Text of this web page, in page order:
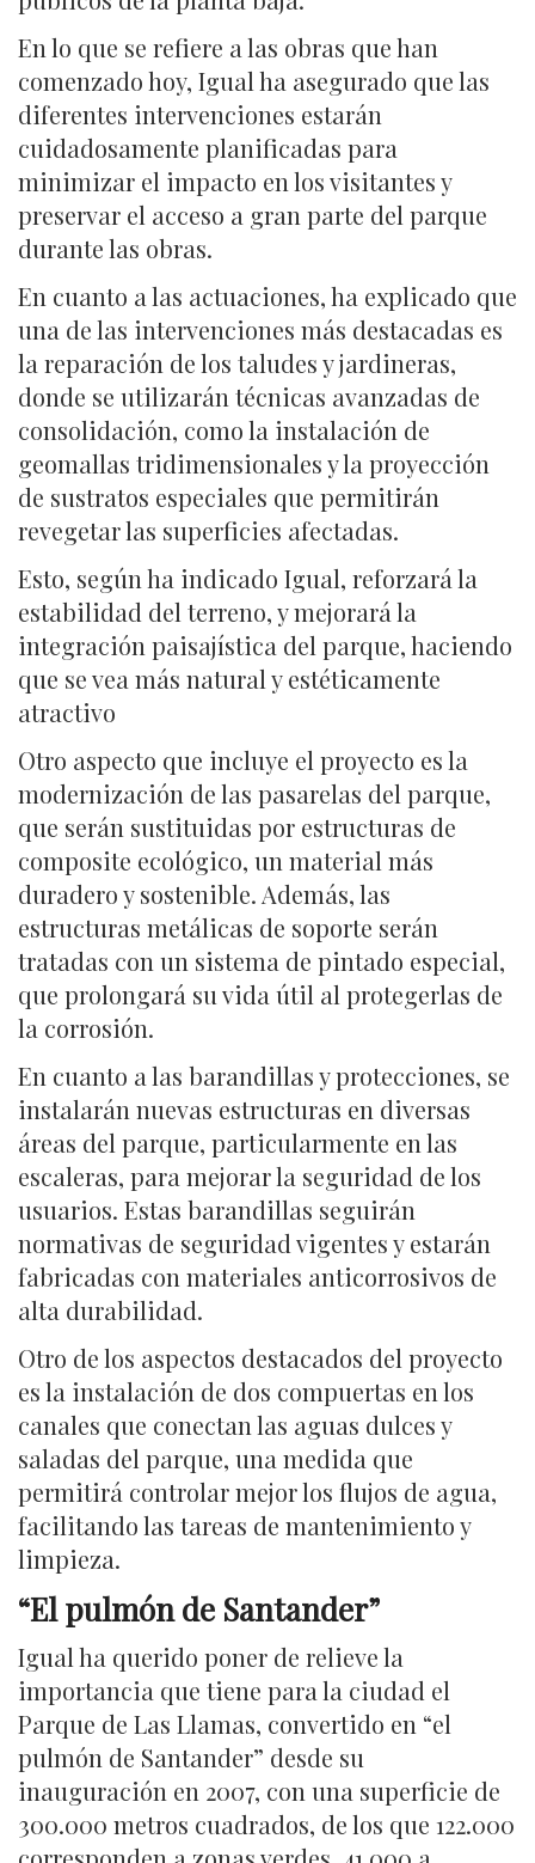
En lo que se refiere a las obras que han
comenzado hoy, Igual ha asegurado que las
diferentes intervenciones estarán
cuidadosamente planificadas para
minimizar el impacto en los visitantes y
preservar el acceso a gran parte del parque
durante las obras.
En cuanto a las actuaciones, ha explicado que
una de las intervenciones más destacadas es
la reparación de los taludes y jardineras,
donde se utilizarán técnicas avanzadas de
consolidación, como la instalación de
geomallas tridimensionales y la proyección
de sustratos especiales que permitirán
revegetar las superficies afectadas.
Esto, según ha indicado Igual, reforzará la
estabilidad del terreno, y mejorará la
integración paisajística del parque, haciendo
que se vea más natural y estéticamente
atractivo
Otro aspecto que incluye el proyecto es la
modernización de las pasarelas del parque,
que serán sustituidas por estructuras de
composite ecológico, un material más
duradero y sostenible. Además, las
estructuras metálicas de soporte serán
tratadas con un sistema de pintado especial,
que prolongará su vida útil al protegerlas de
la corrosión.
En cuanto a las barandillas y protecciones, se
instalarán nuevas estructuras en diversas
áreas del parque, particularmente en las
escaleras, para mejorar la seguridad de los
usuarios. Estas barandillas seguirán
normativas de seguridad vigentes y estarán
fabricadas con materiales anticorrosivos de
alta durabilidad.
Otro de los aspectos destacados del proyecto
es la instalación de dos compuertas en los
canales que conectan las aguas dulces y
saladas del parque, una medida que
permitirá controlar mejor los flujos de agua,
facilitando las tareas de mantenimiento y
limpieza.
“El pulmón de Santander”
Igual ha querido poner de relieve la
importancia que tiene para la ciudad el
Parque de Las Llamas, convertido en “el
pulmón de Santander” desde su
inauguración en 2007, con una superficie de
300.000 metros cuadrados, de los que 122.000